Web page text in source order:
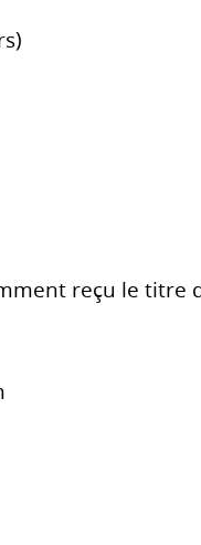
reçu le titre